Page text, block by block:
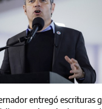
entregó escrituras